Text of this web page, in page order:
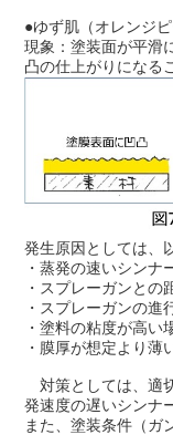
●ゆず肌（オレンジピ
現象：塗装面が平滑
凸の仕上がりになる
発生原因としては、
・蒸発の速いシンナ
・スプレーガンとの
・スプレーガンの進
・塗料の粘度が高い
・膜厚が想定より薄
対策としては、適
発速度の遅いシンナ
また、塗装条件（ガ